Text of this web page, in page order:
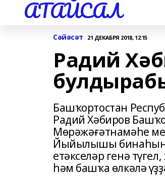
АТАЙСАЛ
Сәйәсәт 21 ДЕКАБРЯ 2018, 12:15
Радий
Башҡортостан
Радий Хәбиров
Мөрәжәғәтнамәһе
Йыйылышы
етәкселәр генә
һәм башҡа өлкәлә